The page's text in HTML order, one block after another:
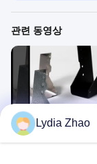
관련 동영상
목재건설 연결 장치
Lydia Zhao